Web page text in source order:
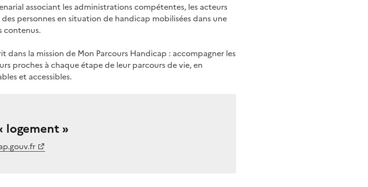
associant les administrations compétentes, les acteurs
personnes en situation de handicap mobilisées dans une
contenus.
dans la mission de Mon Parcours Handicap : accompagner les
proches à chaque étape de leur parcours de vie, en
et accessibles.
logement »